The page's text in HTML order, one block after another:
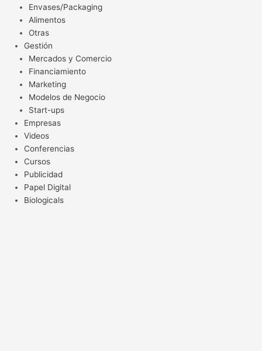
Envases/Packaging
Alimentos
Otras
Gestión
Mercados y Comercio
Financiamiento
Marketing
Modelos de Negocio
Start-ups
Empresas
Videos
Conferencias
Cursos
Publicidad
Papel Digital
Biologicals